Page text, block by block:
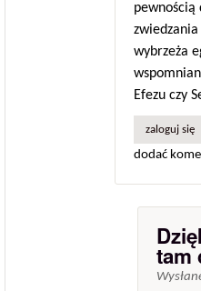
pewnością
wybrzeża
Efezu czy
zaloguj się
dodać
tam